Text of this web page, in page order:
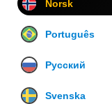
Norsk
Português
Русский
Svenska